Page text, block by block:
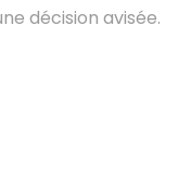
décision avisée.